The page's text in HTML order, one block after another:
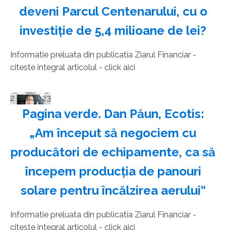
deveni Parcul Centenarului, cu o
investiţie de 5,4 milioane de lei?
Informatie preluata din publicatia Ziarul Financiar -
citeste integral articolul - click aici
2 mai 2023
Pagina verde. Dan Păun, Ecotis:
„Am început să negociem cu
producători de echipamente, ca să
începem producţia de panouri
solare pentru încălzirea aerului“
Informatie preluata din publicatia Ziarul Financiar -
citeste integral articolul - click aici